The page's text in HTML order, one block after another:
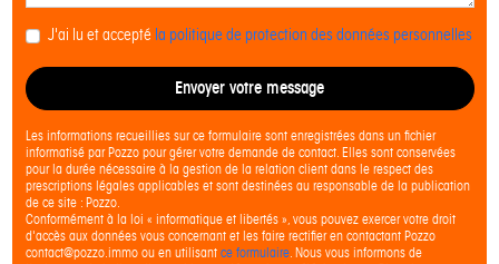
J'ai lu et accepté la politique de protection des données personnelles
Envoyer votre message
Les informations recueillies sur ce formulaire sont enregistrées dans un fichier
informatisé par Pozzo pour gérer votre demande de contact. Elles sont conservées
pour la durée nécessaire à la gestion de la relation client dans le respect des
prescriptions légales applicables et sont destinées au responsable de la publication
de ce site : Pozzo.
Conformément à la loi « informatique et libertés », vous pouvez exercer votre droit
d'accès aux données vous concernant et les faire rectifier en contactant Pozzo
contact@pozzo.immo ou en utilisant ce formulaire. Nous vous informons de